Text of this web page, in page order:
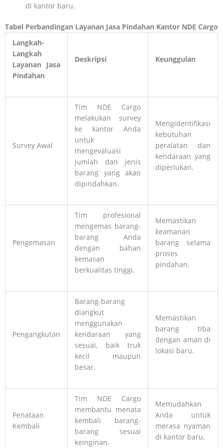
di kantor baru.
Tabel Perbandingan Layanan Jasa Pindahan Kantor NDE Cargo
Langkah-
Langkah
Layanan Jasa
Pindahan
Deskripsi Keunggulan
Survey Awal
Tim NDE Cargo
melakukan survey
ke kantor Anda
untuk
mengevaluasi
jumlah dan jenis
barang yang akan
dipindahkan.
Mengidentifikasi
kebutuhan
peralatan dan
kendaraan yang
diperlukan.
Pengemasan
Tim profesional
mengemas barang-
barang Anda
dengan bahan
kemasan
berkualitas tinggi.
Memastikan
keamanan
barang selama
proses
pindahan.
Pengangkutan
Barang-barang
diangkut
menggunakan
kendaraan yang
sesuai, baik truk
kecil maupun
besar.
Memastikan
barang tiba
dengan aman di
lokasi baru.
Penataan
Kembali
Tim NDE Cargo
membantu menata
kembali barang-
barang sesuai
keinginan.
Memudahkan
Anda untuk
merasa nyaman
di kantor baru.